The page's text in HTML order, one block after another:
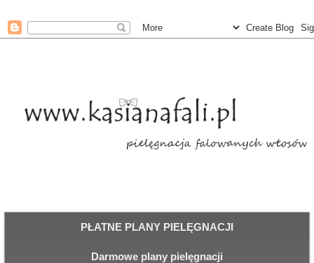
PŁATNE PLANY PIELĘGNACJI
Darmowe plany pielęgnacji